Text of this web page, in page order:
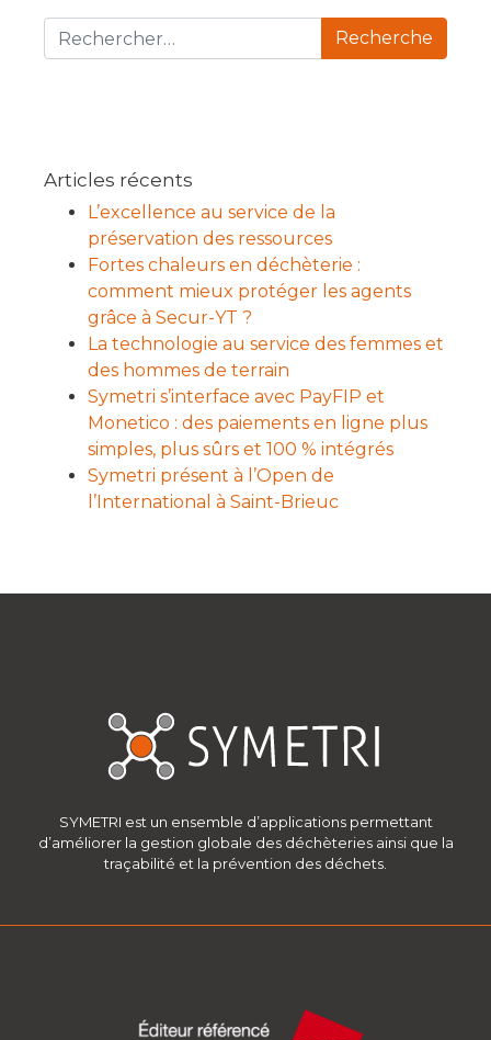
Recherche pour :
Articles récents
L’excellence au service de la
préservation des ressources
Fortes chaleurs en déchèterie :
comment mieux protéger les agents
grâce à Secur-YT ?
La technologie au service des femmes et
des hommes de terrain
Symetri s’interface avec PayFIP et
Monetico : des paiements en ligne plus
simples, plus sûrs et 100 % intégrés
Symetri présent à l’Open de
l’International à Saint-Brieuc
SYMETRI est un ensemble d’applications permettant
d’améliorer la gestion globale des déchèteries ainsi que la
traçabilité et la prévention des déchets.